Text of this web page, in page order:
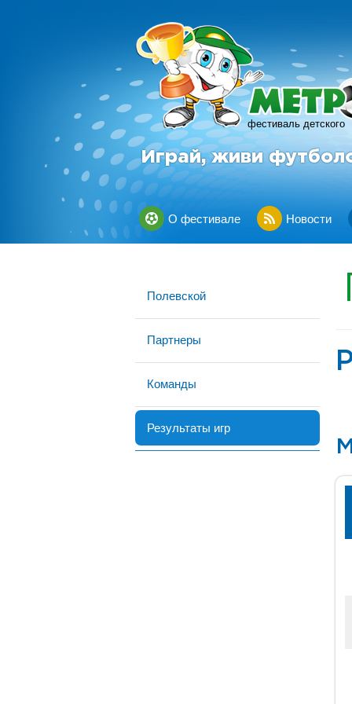
фестиваль детского
Играй, живи
О фестивале Новости
Полевской
Партнеры
Команды
Результаты игр